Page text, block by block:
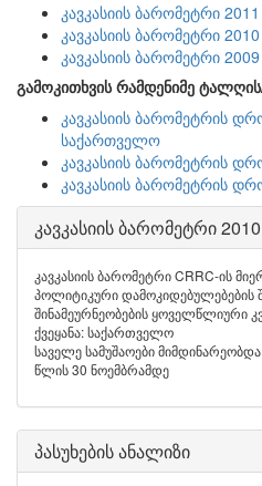
კავკასიის ბარომეტრი
კავკასიის ბარომეტრი
კავკასიის ბარომეტრი
გამოკითხვის რამდენიმე
კავკასიის ბარომეტრის
საქართველო
კავკასიის ბარომეტრის
კავკასიის ბარომეტრის
კავკასიის ბარომეტრი
კავკასიის ბარომეტრი CRRC-ის
პოლიტიკური დამოკიდებულებების
შინამეურნეობების ყოველწლიური
ქვეყანა: საქართველო
საველე სამუშაოები
წლის 30 ნოემბრამდე
პასუხების ანალიზი